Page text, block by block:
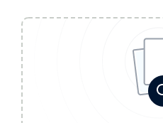
Acesse sua conta:
BROKER DE OFERTAS